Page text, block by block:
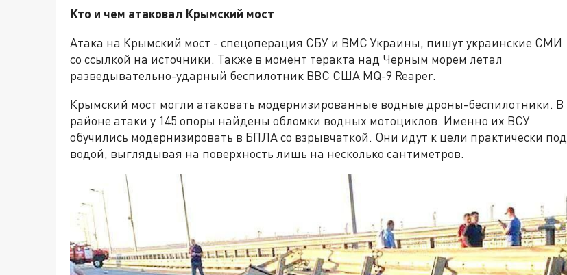
Кто и чем атаковал Крымский мост
Атака на Крымский мост - спецоперация СБУ и ВМС Украины, пишут украинские СМИ
со ссылкой на источники. Также в момент теракта над Черным морем летал
разведывательно-ударный беспилотник ВВС США MQ-9 Reaper.
Крымский мост могли атаковать модернизированные водные дроны-беспилотники. В
районе атаки у 145 опоры найдены обломки водных мотоциклов. Именно их ВСУ
обучились модернизировать в БПЛА со взрывчаткой. Они идут к цели практически под
водой, выглядывая на поверхность лишь на несколько сантиметров.